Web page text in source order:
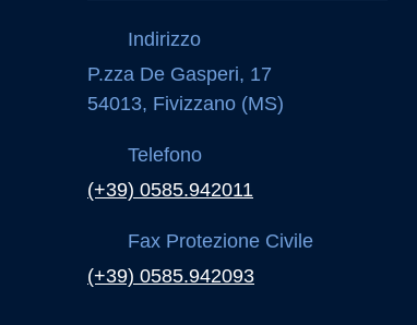
Indirizzo
P.zza De Gasperi, 17
54013, Fivizzano (MS)
Telefono
(+39) 0585.942011
Fax Protezione Civile
(+39) 0585.942093